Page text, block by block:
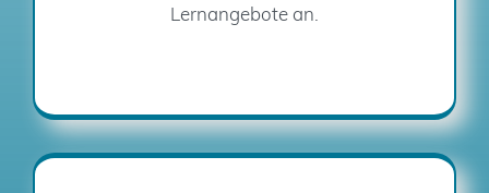
Lernangebote an.